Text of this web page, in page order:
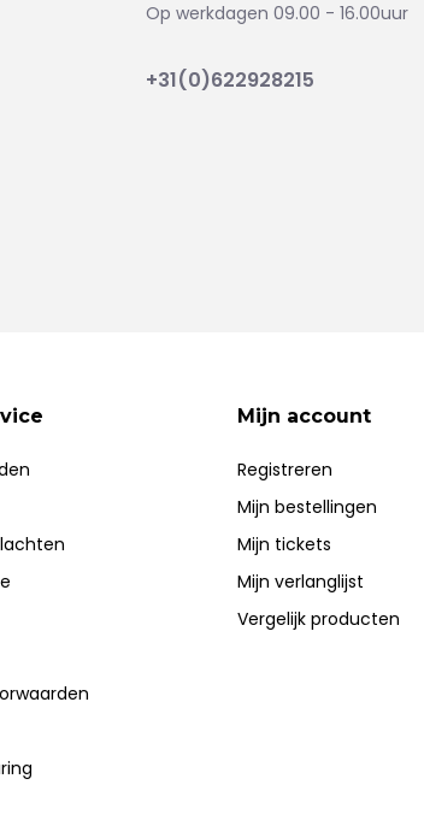
Op werkdagen 09.00 - 16.00uur
+31(0)622928215
Mijn account
Registreren
Mijn bestellingen
Mijn tickets
Mijn verlanglijst
Vergelijk producten